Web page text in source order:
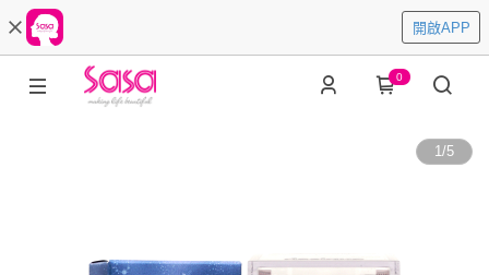
開啟APP
0
1/5